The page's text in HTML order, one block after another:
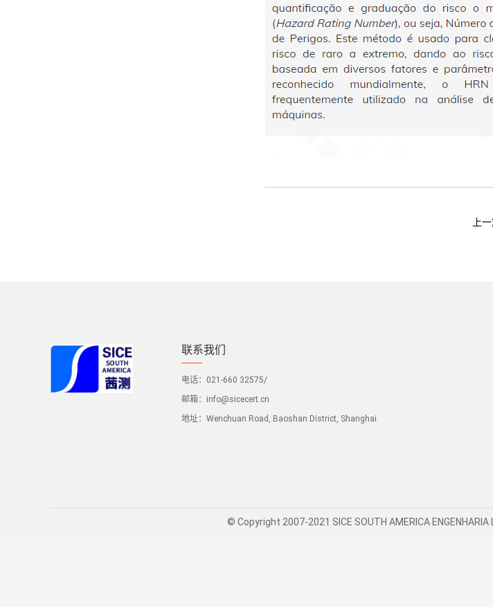
上
联系我们
电话：021-660 32575/
邮箱： info@sicecert.cn
地址：Wenchuan Road, Baoshan District, Shanghai.
© Copyright 2007-2021 SICE SOUTH AMERICA ENGENHARIA